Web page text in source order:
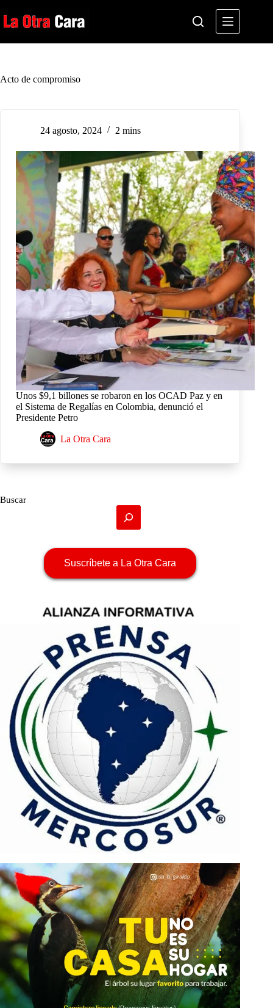
al
contenido
Acto de compromiso
24 agosto, 2024 2 mins
Unos $9,1 billones se robaron en los OCAD Paz y en
el Sistema de Regalías en Colombia, denunció el
Presidente Petro
La Otra Cara
Buscar
Suscríbete a La Otra Cara